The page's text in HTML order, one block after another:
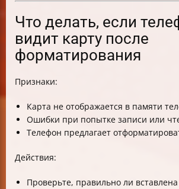
Что делать, если
видит карту после
форматирования
Признаки:
Карта не отображается в памяти
Ошибки при попытке записи или
Телефон предлагает
Действия:
Проверьте, правильно ли вставлена